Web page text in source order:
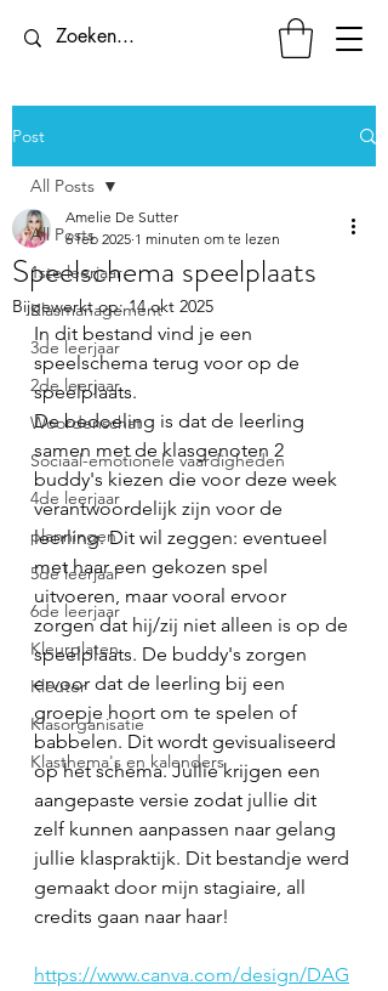
Post
All Posts
1ste leerjaar
Klasmanagement
3de leerjaar
2de leerjaar
Woordenschat
Sociaal-emotionele vaardigheden
4de leerjaar
planningen
5de leerjaar
6de leerjaar
Kleurplaten
Kleuter
Klasorganisatie
Klasthema's en kalenders
All Posts
Speelschema speelplaats
Amelie De Sutter
6 feb 2025 1 minuten om te lezen
Bijgewerkt op:14 okt 2025
In dit bestand vind je een
speelschema terug voor op de
speelplaats.
De bedoeling is dat de leerling
samen met de klasgenoten 2
buddy's kiezen die voor deze week
verantwoordelijk zijn voor de
leerling. Dit wil zeggen: eventueel
met haar een gekozen spel
uitvoeren, maar vooral ervoor
zorgen dat hij/zij niet alleen is op de
speelplaats. De buddy's zorgen
ervoor dat de leerling bij een
groepje hoort om te spelen of
babbelen. Dit wordt gevisualiseerd
op het schema. Jullie krijgen een
aangepaste versie zodat jullie dit
zelf kunnen aanpassen naar gelang
jullie klaspraktijk. Dit bestandje werd
gemaakt door mijn stagiaire, all
credits gaan naar haar!
https://www.canva.com/design/DAG